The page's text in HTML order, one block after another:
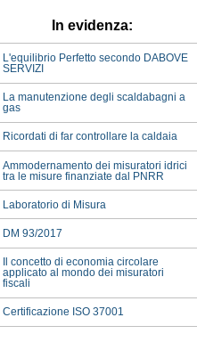
In evidenza:
L'equilibrio Perfetto secondo DABOVE
SERVIZI
La manutenzione degli scaldabagni a
gas
Ricordati di far controllare la caldaia
Ammodernamento dei misuratori idrici
tra le misure finanziate dal PNRR
Laboratorio di Misura
DM 93/2017
Il concetto di economia circolare
applicato al mondo dei misuratori
fiscali
Certificazione ISO 37001